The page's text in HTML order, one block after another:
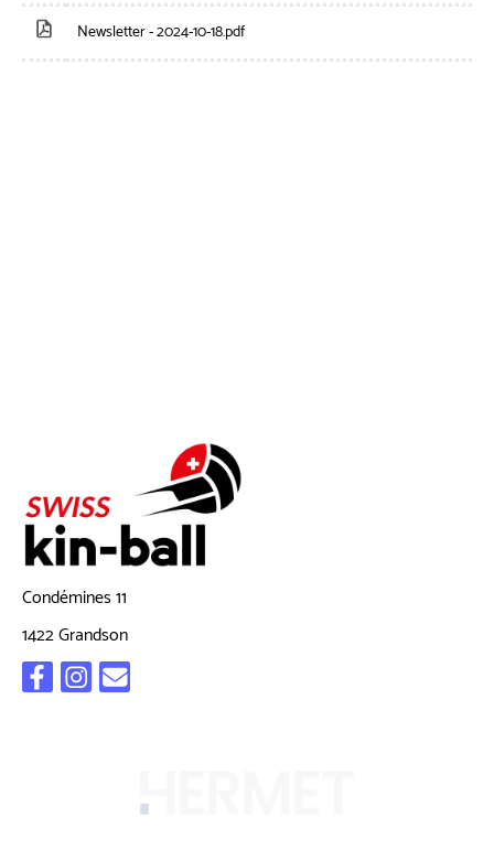
Newsletter - 2024-10-18.pdf
Condémines 11
1422 Grandson